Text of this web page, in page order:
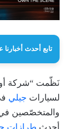
تابع أحدث
نَظّمت “شركة
لسيارات جيلي
والمتخصّصين
أحدث طرازات